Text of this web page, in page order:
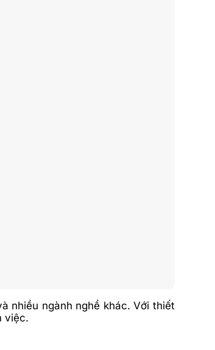
nhiều ngành nghề khác. Với thiết
việc.